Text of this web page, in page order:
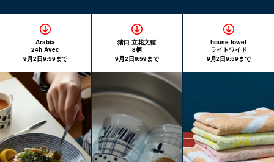
Arabia
24h Avec
9月2日9:59まで
猪口 立花文穂
8柄
9月2日9:59まで
house towel
ライトワイド
9月2日9:59まで